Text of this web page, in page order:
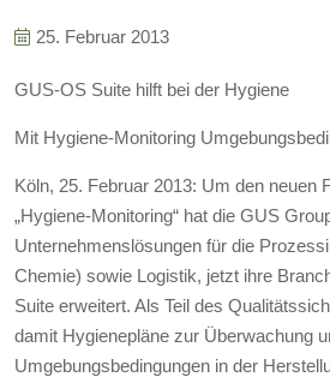
25. Februar 2013
GUS-OS Suite hilft bei der Hygiene
Mit Hygiene-Monitoring
Köln, 25. Februar 2013: Um den neuen
„Hygiene-Monitoring“ hat die GUS
Unternehmenslösungen für die
Chemie) sowie Logistik, jetzt ihre
Suite erweitert. Als Teil des
damit Hygienepläne zur Überwachung
Umgebungsbedingungen in der